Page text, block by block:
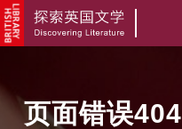
页面错误404